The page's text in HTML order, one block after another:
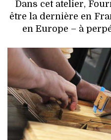
Dans cet atelier,
être la dernière en
en Europe – à